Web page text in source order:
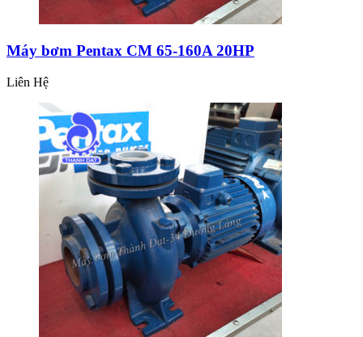
Máy bơm Pentax CM 65-160A 20HP
Liên Hệ